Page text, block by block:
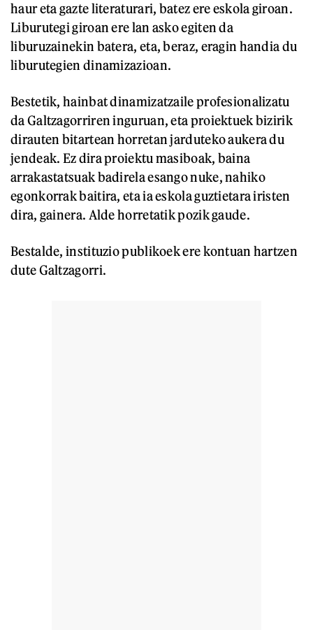
haur eta gazte literaturari, batez ere eskola giroan.
Liburutegi giroan ere lan asko egiten da
liburuzainekin batera, eta, beraz, eragin handia du
liburutegien dinamizazioan.
Bestetik, hainbat dinamizatzaile profesionalizatu
da Galtzagorriren inguruan, eta proiektuek bizirik
dirauten bitartean horretan jarduteko aukera du
jendeak. Ez dira proiektu masiboak, baina
arrakastatsuak badirela esango nuke, nahiko
egonkorrak baitira, eta ia eskola guztietara iristen
dira, gainera. Alde horretatik pozik gaude.
Bestalde, instituzio publikoek ere kontuan hartzen
dute Galtzagorri.